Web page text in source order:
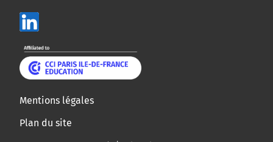
Mentions légales
Plan du site